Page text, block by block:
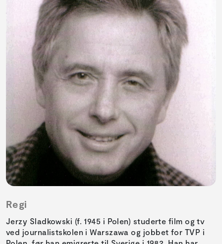
Regi
Jerzy Sladkowski (f. 1945 i Polen) studerte film og tv
ved journalistskolen i Warszawa og jobbet for TVP i